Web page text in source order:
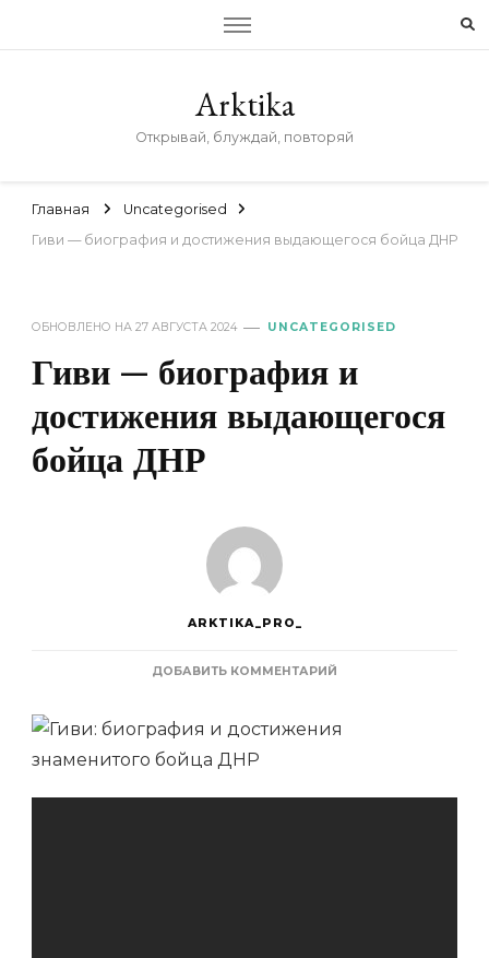
Arktika
Открывай, блуждай, повторяй
Главная
Uncategorised
Гиви — биография и достижения выдающегося бойца ДНР
ОБНОВЛЕНО НА 27 АВГУСТА 2024 UNCATEGORISED
Гиви — биография и
достижения выдающегося
бойца ДНР
ARKTIKA_PRO_
ДОБАВИТЬ КОММЕНТАРИЙ
—